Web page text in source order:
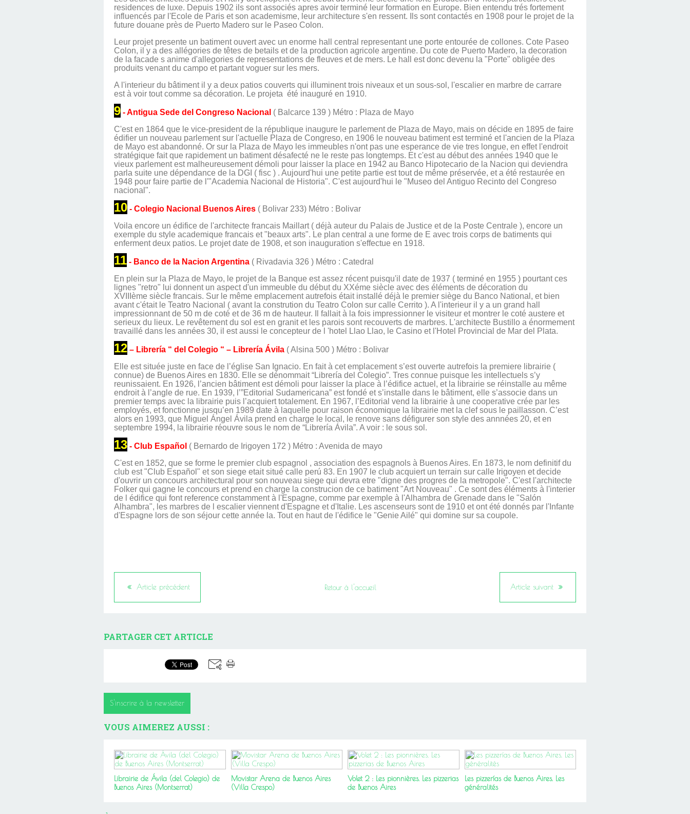
residences de luxe. Depuis 1902 ils sont associés apres avoir terminé leur formation en Europe. Bien entendu trés fortement
influencés par l'Ecole de Paris et son academisme, leur architecture s'en ressent. Ils sont contactés en 1908 pour le projet de la
future douane près de Puerto Madero sur le Paseo Colon.
Leur projet presente un batiment ouvert avec un enorme hall central representant une porte entourée de collones. Cote Paseo
Colon, il y a des allégories de têtes de betails et de la production agricole argentine. Du cote de Puerto Madero, la decoration
de la facade s anime d'allegories de representations de fleuves et de mers. Le hall est donc devenu la "Porte" obligée des
produits venant du campo et partant voguer sur les mers.
A l'interieur du bâtiment il y a deux patios couverts qui illuminent trois niveaux et un sous-sol, l'escalier en marbre de carrare
est à voir tout comme sa décoration. Le projeta été inauguré en 1910.
9 - Antigua Sede del Congreso Nacional ( Balcarce 139 ) Métro : Plaza de Mayo
C'est en 1864 que le vice-president de la république inaugure le parlement de Plaza de Mayo, mais on décide en 1895 de faire
édifier un nouveau parlement sur l'actuelle Plaza de Congreso, en 1906 le nouveau batiment est terminé et l'ancien de la Plaza
de Mayo est abandonné. Or sur la Plaza de Mayo les immeubles n'ont pas une esperance de vie tres longue, en effet l'endroit
stratégique fait que rapidement un batiment désafecté ne le reste pas longtemps. Et c'est au début des années 1940 que le
vieux parlement est malheureusement démoli pour laisser la place en 1942 au Banco Hipotecario de la Nacion qui deviendra
parla suite une dépendance de la DGI ( fisc ) . Aujourd'hui une petite partie est tout de même préservée, et a été restaurée en
1948 pour faire partie de l'"Academia Nacional de Historia". C'est aujourd'hui le "Museo del Antiguo Recinto del Congreso
nacional".
10 - Colegio Nacional Buenos Aires ( Bolivar 233) Métro : Bolivar
Voila encore un édifice de l'architecte francais Maillart ( déjà auteur du Palais de Justice et de la Poste Centrale ), encore un
exemple du style academique francais et "beaux arts". Le plan central a une forme de E avec trois corps de batiments qui
enferment deux patios. Le projet date de 1908, et son inauguration s'effectue en 1918.
11 - Banco de la Nacion Argentina ( Rivadavia 326 ) Métro : Catedral
En plein sur la Plaza de Mayo, le projet de la Banque est assez récent puisqu'il date de 1937 ( terminé en 1955 ) pourtant ces
lignes "retro" lui donnent un aspect d'un immeuble du début du XXéme siècle avec des éléments de décoration du
XVIIIème siècle francais. Sur le même emplacement autrefois était installé déjà le premier siège du Banco National, et bien
avant c'était le Teatro Nacional ( avant la constrution du Teatro Colon sur calle Cerrito ). A l'interieur il y a un grand hall
impressionnant de 50 m de coté et de 36 m de hauteur. Il fallait à la fois impressionner le visiteur et montrer le coté austere et
serieux du lieux. Le revêtement du sol est en granit et les parois sont recouverts de marbres. L'architecte Bustillo a énormement
travaillé dans les années 30, il est aussi le concepteur de l 'hotel Llao Llao, le Casino et l'Hotel Provincial de Mar del Plata.
12 – Librería “ del Colegio “ – Librería Ávila ( Alsina 500 ) Métro : Bolivar
Elle est située juste en face de l’église San Ignacio. En fait à cet emplacement s’est ouverte autrefois la premiere librairie (
connue) de Buenos Aires en 1830. Elle se dénommait “Librería del Colegio”. Tres connue puisque les intellectuels s’y
reunissaient. En 1926, l’ancien bâtiment est démoli pour laisser la place à l’édifice actuel, et la librairie se réinstalle au même
endroit à l’angle de rue. En 1939, l’”Editorial Sudamericana” est fondé et s’installe dans le bâtiment, elle s’associe dans un
premier temps avec la librairie puis l’acquiert totalement. En 1967, l’Editorial vend la librairie à une cooperative crée par les
employés, et fonctionne jusqu’en 1989 date à laquelle pour raison économique la librairie met la clef sous le paillasson. C’est
alors en 1993, que Miguel Ángel Ávila prend en charge le local, le renove sans défigurer son style des annnées 20, et en
septembre 1994, la librairie réouvre sous le nom de “Librería Ávila”. A voir : le sous sol.
13 - Club Español ( Bernardo de Irigoyen 172 ) Métro : Avenida de mayo
C'est en 1852, que se forme le premier club espagnol , association des espagnols à Buenos Aires. En 1873, le nom definitif du
club est "Club Español" et son siege etait situé calle perú 83. En 1907 le club acquiert un terrain sur calle Irigoyen et decide
d'ouvrir un concours architectural pour son nouveau siege qui devra etre "digne des progres de la metropole". C'est l'architecte
Folker qui gagne le concours et prend en charge la construcion de ce batiment "Art Nouveau" . Ce sont des éléments à l'interier
de l édifice qui font reference constamment à l'Espagne, comme par exemple à l'Alhambra de Grenade dans le "Salón
Alhambra", les marbres de l escalier viennent d'Espagne et d'Italie. Les ascenseurs sont de 1910 et ont été donnés par l'Infante
d'Espagne lors de son séjour cette année la. Tout en haut de l'édifice le "Genie Ailé" qui domine sur sa coupole.
Article précédent Article suivant
Retour à l'accueil
PARTAGER CET ARTICLE
S'inscrire à la newsletter
VOUS AIMEREZ AUSSI :
Librairie de Ávila (del Colegio) de
Buenos Aires (Montserrat)
Movistar Arena de Buenos Aires
(Villa Crespo)
Volet 2 : Les pionnières. Les pizzerias
de Buenos Aires
Les pizzerías de Buenos Aires. Les
généralités